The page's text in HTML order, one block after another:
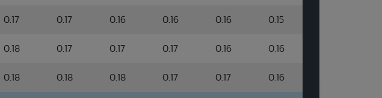
0.17 0.17 0.16 0.16 0.16 0.15
0.18 0.17 0.17 0.17 0.16 0.16
0.18 0.18 0.18 0.17 0.17 0.16